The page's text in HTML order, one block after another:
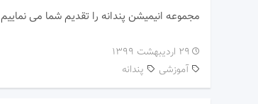
مجموعه انیمیشن پندانه را تقدیم شما می نماییم
۲۹ اردیبهشت ۱۳۹۹
آموزشی
پندانه